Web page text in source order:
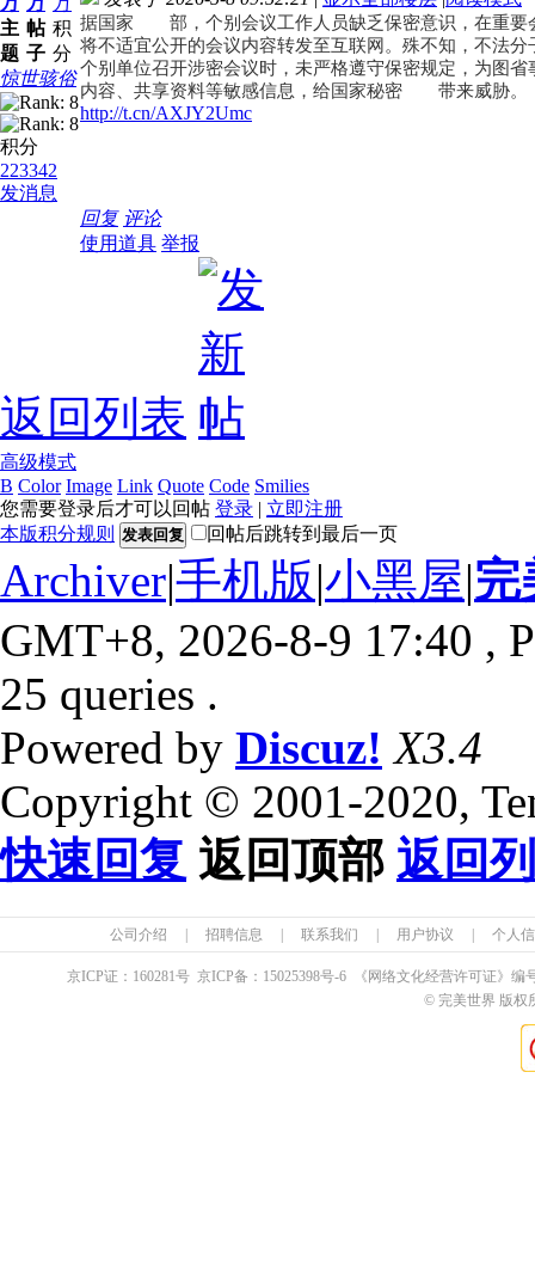
主
题
帖
子
积
分
惊世骇俗
积分
223342
发消息
据国家
部，个别会议工作人员缺乏保密意识，在重
将不适宜公开的会议内容转发至互联网。殊不知，不法
个别单位召开涉密会议时，未严格遵守保密规定，为图
内容、共享资料等敏感信息，给国家秘密
带来威胁。
http://t.cn/AXJY2Umc
回复 评论
使用道具 举报
返回列表
高级模式
B Color Image Link Quote Code Smilies
您需要登录后才可以回帖 登录 | 立即注册
本版积分规则
发表回复 回帖后跳转到最后一页
Archiver|手机版|小黑屋|完
GMT+8, 2026-8-9 17:40 ,
25 queries .
Powered by Discuz! X3.4
Copyright © 2001-2020,
快速回复 返回顶部 返回
公司介绍 招聘信息 联系我们 用户协议 个人
京ICP证： 160281号 京ICP备： 15025398号-6 《网络文化经营许可证》编
© 完美世界 版权